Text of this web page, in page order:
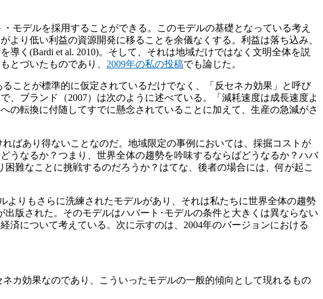
モデルを採用することができる。このモデルの基礎となっている考え
り低い利益の資源開発に移ることを余儀なくする。利益は落ち込み、
く(Bardi et al. 2010)。そして、それは地域だけではなく文明全体を説
とづいたものであり、 2009年の私の投稿でも論じた。
ことが標準的に仮定されているだけでなく、「反セネカ効果」と呼び
ブランド（2007）は次のように述べている。「減耗速度は成長速度よ
の転換に付随してすでに懸念されていることに加えて、生産の急減がさ
ばあり得ないことなのだ。地域限定の事例においては、採掘コストが
うなるか？つまり、世界全体の趨勢を吟味するならばどうなるか？ハバ
難なことに挑戦するのだろうか？はてな、後者の場合には、何が起こ
りもさらに洗練されたモデルがあり、それは私たちに世界全体の趨勢
版された。そのモデルはハバート･モデルの条件と大きくは異ならない
済について考えている。次に示すのは、2004年のバージョンにおける
カ効果なのであり、こういったモデルの一般的傾向として現れるもの